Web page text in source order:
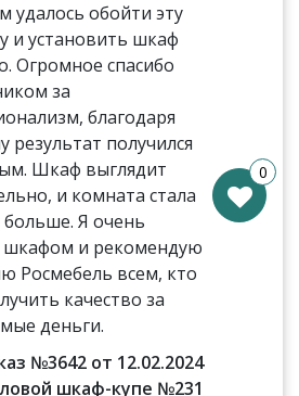
удалось обойти эту
и установить шкаф
Огромное спасибо
за
благодаря
результат получился
Шкаф выглядит
и комната стала
больше. Я очень
шкафом и рекомендую
Росмебель всем, кто
качество за
деньги.
№3642 от 12.02.2024
шкаф-купе №231
0